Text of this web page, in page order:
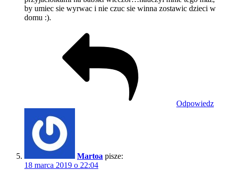
by umiec sie wyrwac i nie czuc sie winna zostawic dzieci w
domu :).
Odpowiedz
Martoa pisze:
18 marca 2019 o 22:04